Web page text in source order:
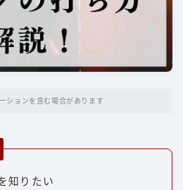
ションを含む場合があります
知りたい